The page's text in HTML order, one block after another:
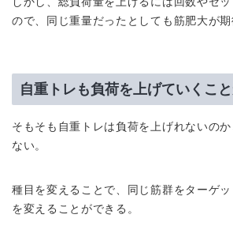
ので、同じ重量だったとしても筋肥大が期
自重トレも負荷を上げていくこ
そもそも自重トレは負荷を上げれないの
ない。
種目を変えることで、同じ筋群をターゲ
を変えることができる。